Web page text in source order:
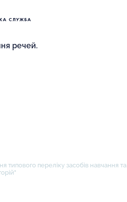
речей.
переліку засобів навчання та